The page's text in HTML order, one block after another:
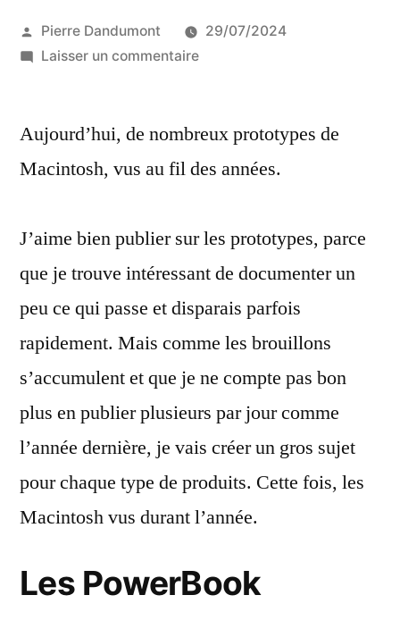
Publié
par
Pierre Dandumont
29/07/2024
Laisser un commentairesur
prototypes
Mac
Aujourd’hui, de nombreux prototypes de
Macintosh, vus au fil des années.
J’aime bien publier sur les prototypes, parce
que je trouve intéressant de documenter un
peu ce qui passe et disparais parfois
rapidement. Mais comme les brouillons
s’accumulent et que je ne compte pas bon
plus en publier plusieurs par jour comme
l’année dernière, je vais créer un gros sujet
pour chaque type de produits. Cette fois, les
Macintosh vus durant l’année.
Les PowerBook